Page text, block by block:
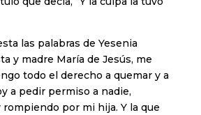
las palabras de Yesenia
y madre María de Jesús, me
todo el derecho a quemar y a
a pedir permiso a nadie,
por mi hija. Y la que